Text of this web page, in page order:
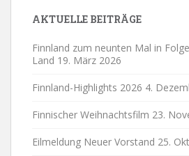
AKTUELLE BEITRÄGE
Finnland zum neunten Mal in
Land 19. März 2026
Finnland-Highlights 2026 4.
Finnischer Weihnachtsfilm 23.
Eilmeldung Neuer Vorstand 25.